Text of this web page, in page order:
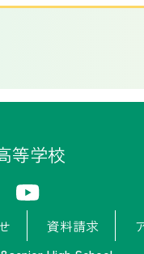
等学校
資料請求